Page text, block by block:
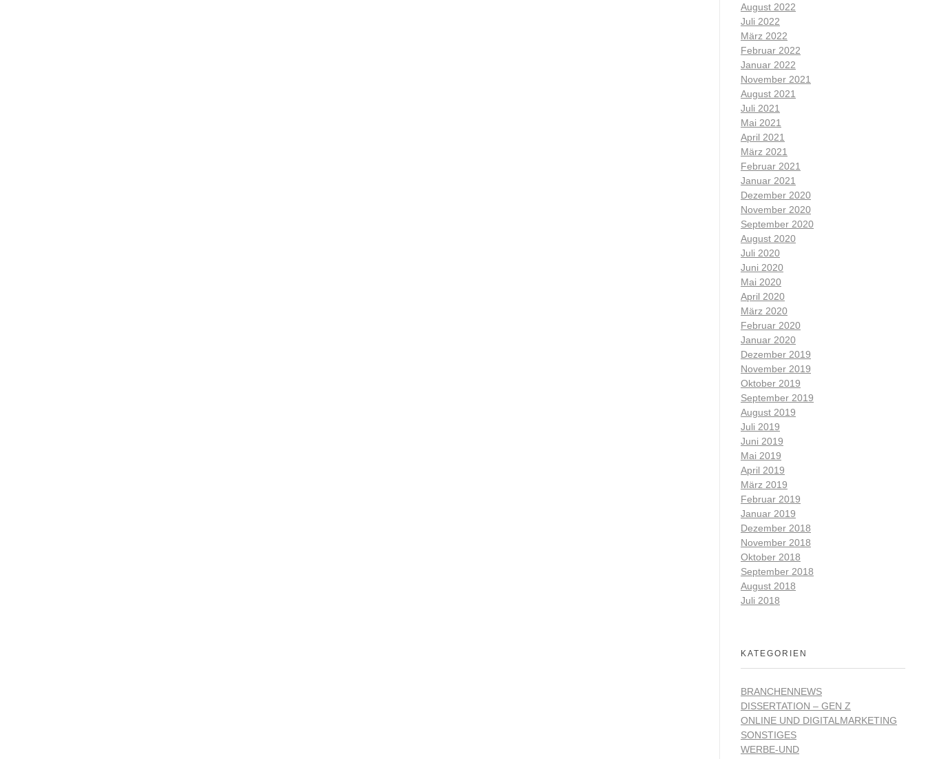
August 2022
Juli 2022
März 2022
Februar 2022
Januar 2022
November 2021
August 2021
Juli 2021
Mai 2021
April 2021
März 2021
Februar 2021
Januar 2021
Dezember 2020
November 2020
September 2020
August 2020
Juli 2020
Juni 2020
Mai 2020
April 2020
März 2020
Februar 2020
Januar 2020
Dezember 2019
November 2019
Oktober 2019
September 2019
August 2019
Juli 2019
Juni 2019
Mai 2019
April 2019
März 2019
Februar 2019
Januar 2019
Dezember 2018
November 2018
Oktober 2018
September 2018
August 2018
Juli 2018
KATEGORIEN
BRANCHENNEWS
DISSERTATION – GEN Z
ONLINE UND DIGITALMARKETING
SONSTIGES
WERBE-UND